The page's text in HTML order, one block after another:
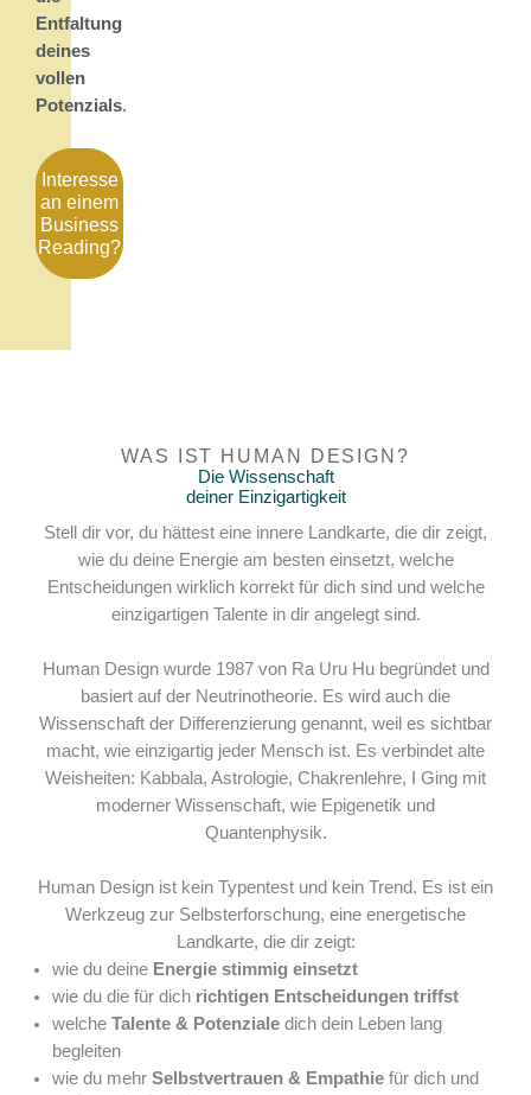
Entfaltung
deines
vollen
Potenzials.
Interesse
an einem
Business
Reading?
WAS IST HUMAN DESIGN?
Die Wissenschaft
deiner Einzigartigkeit
Stell dir vor, du hättest eine innere Landkarte, die dir zeigt,
wie du deine Energie am besten einsetzt, welche
Entscheidungen wirklich korrekt für dich sind und welche
einzigartigen Talente in dir angelegt sind.
Human Design wurde 1987 von Ra Uru Hu begründet und
basiert auf der Neutrinotheorie. Es wird auch die
Wissenschaft der Differenzierung genannt, weil es sichtbar
macht, wie einzigartig jeder Mensch ist. Es verbindet alte
Weisheiten: Kabbala, Astrologie, Chakrenlehre, I Ging mit
moderner Wissenschaft, wie Epigenetik und
Quantenphysik.
Human Design ist kein Typentest und kein Trend. Es ist ein
Werkzeug zur Selbsterforschung, eine energetische
Landkarte, die dir zeigt:
wie du deine Energie stimmig einsetzt
wie du die für dich richtigen Entscheidungen triffst
welche Talente & Potenzialedich dein Leben lang
begleiten
wie du mehr Selbstvertrauen & Empathiefür dich und